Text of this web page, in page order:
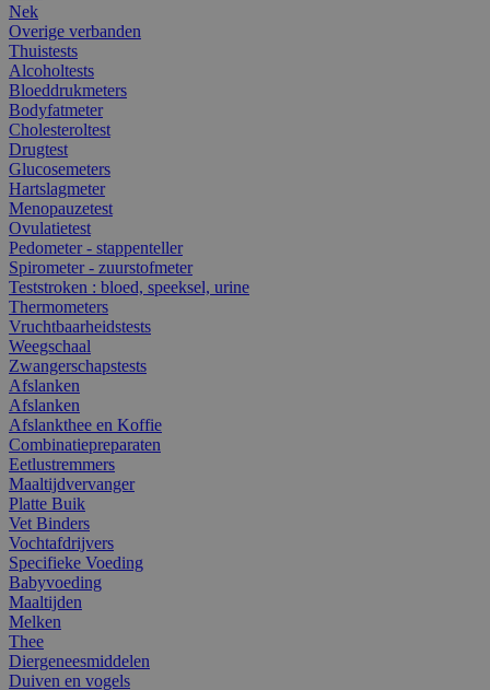
Nek
Overige verbanden
Thuistests
Alcoholtests
Bloeddrukmeters
Bodyfatmeter
Cholesteroltest
Drugtest
Glucosemeters
Hartslagmeter
Menopauzetest
Ovulatietest
Pedometer - stappenteller
Spirometer - zuurstofmeter
Teststroken : bloed, speeksel, urine
Thermometers
Vruchtbaarheidstests
Weegschaal
Zwangerschapstests
Afslanken
Afslanken
Afslankthee en Koffie
Combinatiepreparaten
Eetlustremmers
Maaltijdvervanger
Platte Buik
Vet Binders
Vochtafdrijvers
Specifieke Voeding
Babyvoeding
Maaltijden
Melken
Thee
Diergeneesmiddelen
Duiven en vogels